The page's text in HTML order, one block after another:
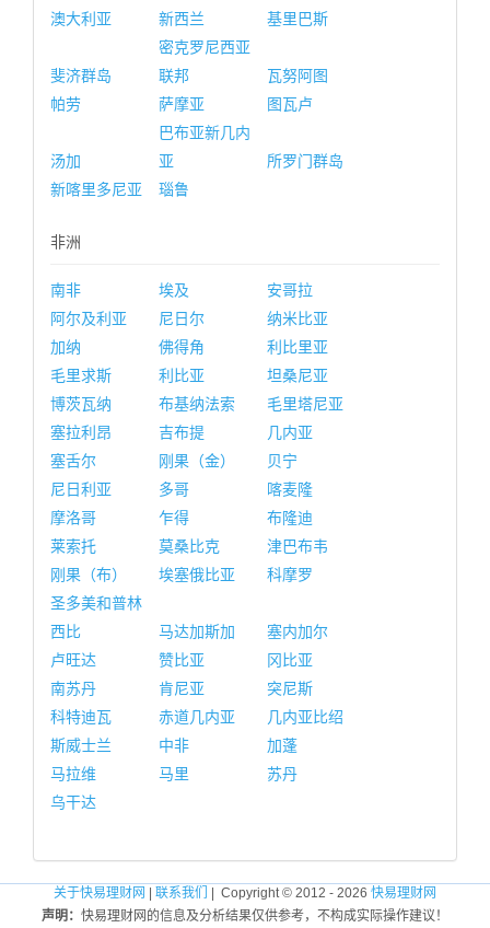
澳大利亚 新西兰 基里巴斯
斐济群岛
密克罗尼西亚
联邦
瓦努阿图
帕劳
萨摩亚 图瓦卢
汤加
巴布亚新几内
亚
所罗门群岛
新喀里多尼亚
瑙鲁
非洲
南非 埃及
安哥拉
阿尔及利亚
尼日尔
纳米比亚
加纳
佛得角
利比里亚
毛里求斯
利比亚
坦桑尼亚
博茨瓦纳
布基纳法索
毛里塔尼亚
塞拉利昂
吉布提
几内亚
塞舌尔
刚果（金）
贝宁
尼日利亚
多哥
喀麦隆
摩洛哥
乍得
布隆迪
莱索托
莫桑比克
津巴布韦
刚果（布）
埃塞俄比亚
科摩罗
圣多美和普林
西比
马达加斯加
塞内加尔
卢旺达
赞比亚
冈比亚
南苏丹
肯尼亚
突尼斯
科特迪瓦
赤道几内亚
几内亚比绍
斯威士兰
中非
加蓬
马拉维
马里
苏丹
乌干达
关于快易理财网 联系我们 | Copyright © 2012 - 2026 快易理财网
声明： 快易理财网的信息及分析结果仅供参考，不构成实际操作建议！